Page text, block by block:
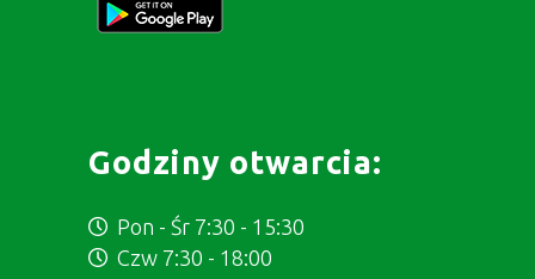
Godziny otwarcia:
Pon - Śr 7:30 - 15:30
Czw 7:30 - 18:00